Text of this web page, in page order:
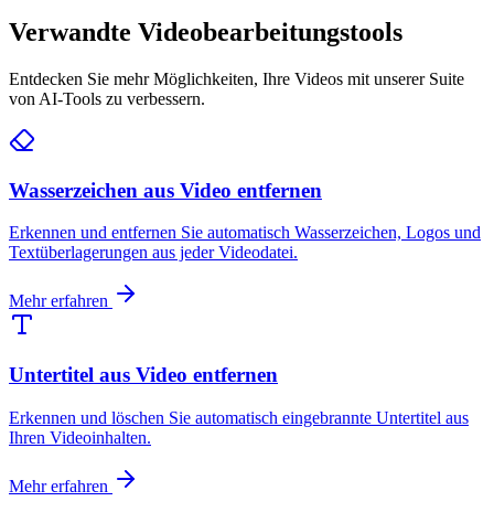
Verwandte Videobearbeitungstools
Entdecken Sie mehr Möglichkeiten, Ihre Videos mit unserer Suite
von AI-Tools zu verbessern.
Wasserzeichen aus Video entfernen
Erkennen und entfernen Sie automatisch Wasserzeichen, Logos und
Textüberlagerungen aus jeder Videodatei.
Mehr erfahren
Untertitel aus Video entfernen
Erkennen und löschen Sie automatisch eingebrannte Untertitel aus
Ihren Videoinhalten.
Mehr erfahren